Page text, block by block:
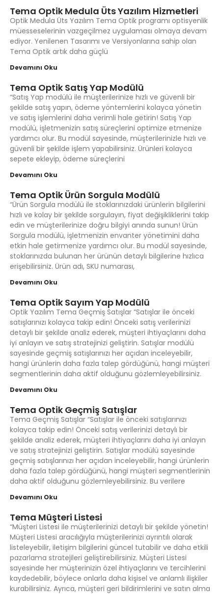
Tema Optik Medula Üts Yazılım Hizmetleri
Optik Medula Üts Yazılım Tema Optik programı optisyenlik
müesseselerinin vazgeçilmez uygulaması olmaya devam
ediyor. Yenilenen Tasarımı ve Versiyonlarına sahip olan
Tema Optik artık daha güçlü
Devamını Oku
Tema Optik Satış Yap Modülü
“Satış Yap modülü ile müşterilerinize hızlı ve güvenli bir
şekilde satış yapın, ödeme yöntemlerini kolayca yönetin
ve satış işlemlerini daha verimli hale getirin! Satış Yap
modülü, işletmenizin satış süreçlerini optimize etmenize
yardımcı olur. Bu modül sayesinde, müşterilerinizle hızlı ve
güvenli bir şekilde işlem yapabilirsiniz. Ürünleri kolayca
sepete ekleyip, ödeme süreçlerini
Devamını Oku
Tema Optik Ürün Sorgula Modülü
“Ürün Sorgula modülü ile stoklarınızdaki ürünlerin bilgilerini
hızlı ve kolay bir şekilde sorgulayın, fiyat değişikliklerini takip
edin ve müşterilerinize doğru bilgiyi anında sunun! Ürün
Sorgula modülü, işletmenizin envanter yönetimini daha
etkin hale getirmenize yardımcı olur. Bu modül sayesinde,
stoklarınızda bulunan her ürünün detaylı bilgilerine hızlıca
erişebilirsiniz. Ürün adı, SKU numarası,
Devamını Oku
Tema Optik Sayım Yap Modülü
Optik Yazılım Tema Geçmiş Satışlar “Satışlar ile önceki
satışlarınızı kolayca takip edin! Önceki satış verilerinizi
detaylı bir şekilde analiz ederek, müşteri ihtiyaçlarını daha
iyi anlayın ve satış stratejinizi geliştirin. Satışlar modülü
sayesinde geçmiş satışlarınızı her açıdan inceleyebilir,
hangi ürünlerin daha fazla talep gördüğünü, hangi müşteri
segmentlerinin daha aktif olduğunu gözlemleyebilirsiniz.
Devamını Oku
Tema Optik Geçmiş Satışlar
Tema Geçmiş Satışlar “Satışlar ile önceki satışlarınızı
kolayca takip edin! Önceki satış verilerinizi detaylı bir
şekilde analiz ederek, müşteri ihtiyaçlarını daha iyi anlayın
ve satış stratejinizi geliştirin. Satışlar modülü sayesinde
geçmiş satışlarınızı her açıdan inceleyebilir, hangi ürünlerin
daha fazla talep gördüğünü, hangi müşteri segmentlerinin
daha aktif olduğunu gözlemleyebilirsiniz. Bu verilere
Devamını Oku
Tema Müşteri Listesi
“Müşteri Listesi ile müşterilerinizi detaylı bir şekilde yönetin!
Müşteri Listesi aracılığıyla müşterilerinizi ayrıntılı olarak
listeleyebilir, iletişim bilgilerini güncel tutabilir ve daha etkili
pazarlama stratejileri geliştirebilirsiniz. Müşteri Listesi
sayesinde her müşterinizin özel ihtiyaçlarını ve tercihlerini
kaydedebilir, böylece onlarla daha kişisel ve anlamlı ilişkiler
kurabilirsiniz. Ayrıca, müşteri geri bildirimlerini ve satın alma